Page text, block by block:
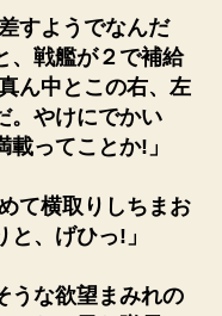
すようでなんだ
、戦艦が２で補給
ん中とこの右、左
。やけにでかい
ってことか!」
て横取りしちまお
、げひっ!」
うな欲望まみれの